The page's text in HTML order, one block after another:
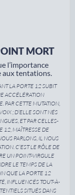
MORT
l’importance
aux tentations.
LA PORTE 12 SUBIT
ACCÉLÉRATION
PAR CETTE MUTATION,
; D’ELLE SONT NÉS
ET PAR CELLES-
12, MAÎTRESSE DE
PARLONS, IL NOUS
C’EST LE RÔLE DE
UN POINT-VIRGULE
LE TEMPS DE LA
QUE LA PORTE 12
INFLUENCÉS TOUT-À-
SITUÉS DANS